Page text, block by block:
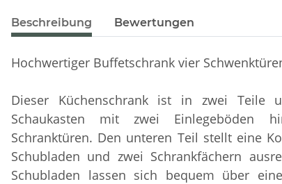
Beschreibung Bewertungen
Hochwertiger Buffetschrank vier
Dieser Küchenschrank ist in zwei Teile
Schaukasten mit zwei Einlegeböden
Schranktüren. Den unteren Teil stellt eine
Schubladen und zwei Schrankfächern
Schubladen lassen sich bequem über